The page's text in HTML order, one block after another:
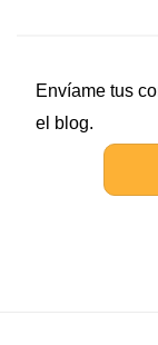
Envíame tus
el blog.